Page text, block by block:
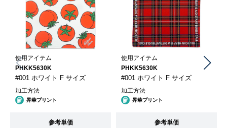
使用アイテム
PHKK5630K
#001 ホワイト F サイズ
加工方法
昇華プリント
参考単価
使用アイテム
PHKK5630K
#001 ホワイト F サイズ
加工方法
昇華プリント
参考単価